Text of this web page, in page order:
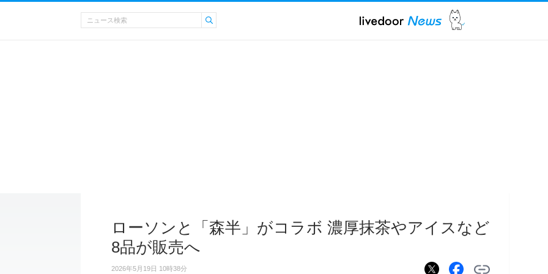
ローソンと「森半」がコラボ 濃厚抹茶やアイスなど
8品が販売へ
2026年5月19日 10時38分